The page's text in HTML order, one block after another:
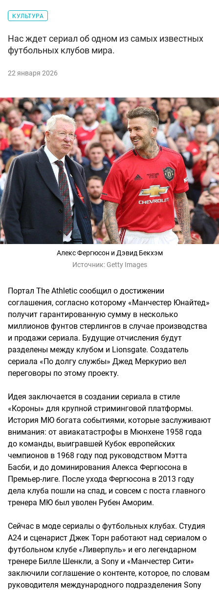
КУЛЬТУРА
Нас ждет сериал об одном из самых известных
футбольных клубов мира.
22 января 2026
Алекс Фергюсон и Дэвид Бекхэм
Источник: Getty Images
Портал The Athletic сообщил о достижении
соглашения, согласно которому «Манчестер Юнайтед»
получит гарантированную сумму в несколько
миллионов фунтов стерлингов в случае производства
и продажи сериала. Будущие отчисления будут
разделены между клубом и Lionsgate. Создатель
сериала «По долгу службы» Джед Меркурио вел
переговоры по этому проекту.
Идея заключается в создании сериала в стиле
«Короны» для крупной стриминговой платформы.
История МЮ богата событиями, которые заслуживают
внимания: от авиакатастрофы в Мюнхене 1958 года
до команды, выигравшей Кубок европейских
чемпионов в 1968 году под руководством Мэтта
Басби, и до доминирования Алекса Фергюсона в
Премьер-лиге. После ухода Фергюсона в 2013 году
дела клуба пошли на спад, и совсем с поста главного
тренера МЮ был уволен Рубен Аморим.
Сейчас в моде сериалы о футбольных клубах. Студия
A24 и сценарист Джек Торн работают над сериалом о
футбольном клубе «Ливерпуль» и его легендарном
тренере Билле Шенкли, а Sony и «Манчестер Сити»
заключили соглашение о контенте, которое, по словам
руководителя международного подразделения Sony